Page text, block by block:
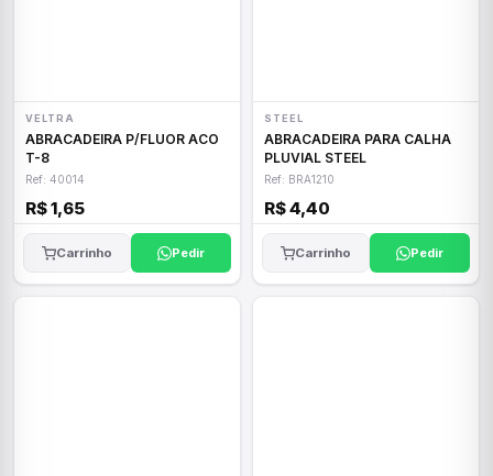
VELTRA
ABRACADEIRA P/FLUOR ACO
T-8
Ref: 40014
R$ 1,65
Carrinho Pedir
STEEL
ABRACADEIRA PARA CALHA
PLUVIAL STEEL
Ref: BRA1210
R$ 4,40
Carrinho Pedir